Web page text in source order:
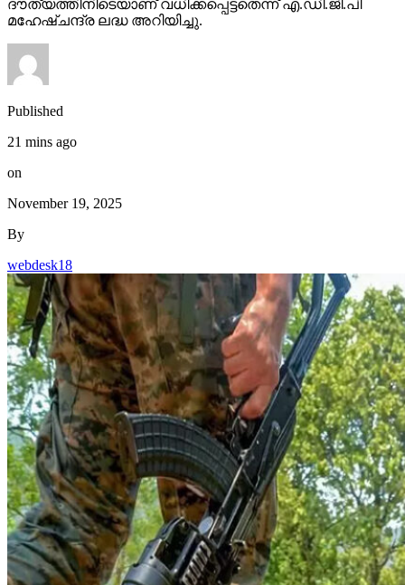
ദൗത്യത്തിനിടെയാണ് വധിക്കപ്പെട്ടതെന്ന് എ.ഡി.ജി.പി
മഹേഷ്ചന്ദ്ര ലദ്ധ അറിയിച്ചു.
Published
21 mins ago
on
November 19, 2025
By
webdesk18